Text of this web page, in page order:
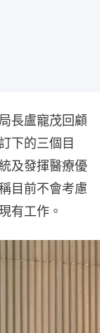
長盧寵茂回顧
下的三個目
及發揮醫療優
目前不會考慮
有工作。